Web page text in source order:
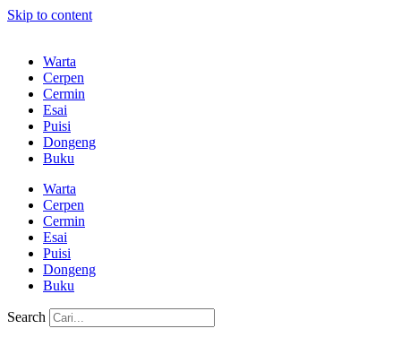
Skip to content
Warta
Cerpen
Cermin
Esai
Puisi
Dongeng
Buku
Warta
Cerpen
Cermin
Esai
Puisi
Dongeng
Buku
Search